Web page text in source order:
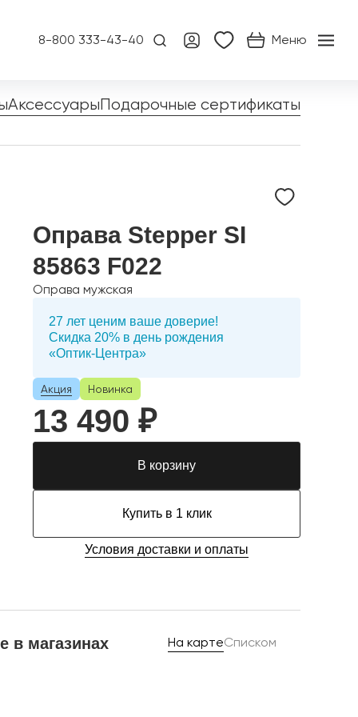
8-800 333-43-40 Меню
АксессуарыПодарочные сертификаты
Оправа Stepper SI
85863 F022
Оправа мужская
27 лет ценим ваше доверие!
Скидка 20% в день рождения
«Оптик-Центра»
Акция Новинка
13 490 ₽
В корзину
Купить в 1 клик
Условия доставки и оплаты
в магазинах На картеСписком